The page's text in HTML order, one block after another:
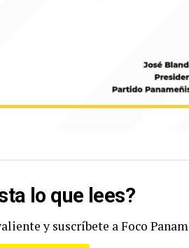
lo que lees?
y suscríbete a Foco